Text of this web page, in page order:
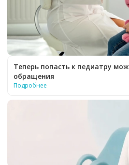
Теперь попасть к педиатру
обращения
Подробнее